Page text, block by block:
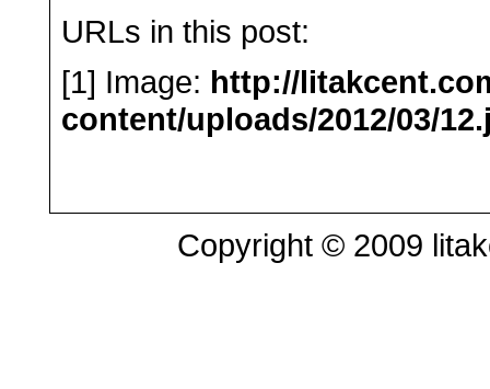
URLs in this post:
[1] Image: http://
content/uploads/2012/03/
Copyright © 2009